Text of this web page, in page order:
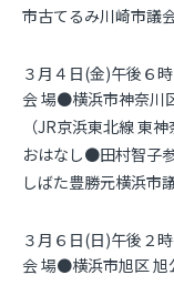
市古てるみ川崎市議
３月４日(金)午後６
会 場●横浜市神奈川
（JR京浜東北線 東
おはなし●田村智子
しばた豊勝元横浜市
３月６日(日)午後２
会 場●横浜市旭区旭